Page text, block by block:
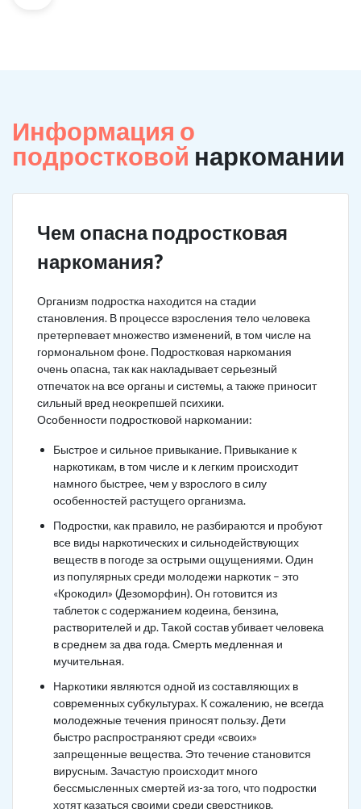
Информация о
подростковой наркомании
Чем опасна подростковая
наркомания?
Организм подростка находится на стадии
становления. В процессе взросления тело человека
претерпевает множество изменений, в том числе на
гормональном фоне. Подростковая наркомания
очень опасна, так как накладывает серьезный
отпечаток на все органы и системы, а также приносит
сильный вред неокрепшей психики.
Особенности подростковой наркомании:
Быстрое и сильное привыкание. Привыкание к
наркотикам, в том числе и к легким происходит
намного быстрее, чем у взрослого в силу
особенностей растущего организма.
Подростки, как правило, не разбираются и пробуют
все виды наркотических и сильнодействующих
веществ в погоде за острыми ощущениями. Один
из популярных среди молодежи наркотик – это
«Крокодил» (Дезоморфин). Он готовится из
таблеток с содержанием кодеина, бензина,
растворителей и др. Такой состав убивает человека
в среднем за два года. Смерть медленная и
мучительная.
Наркотики являются одной из составляющих в
современных субкультурах. К сожалению, не всегда
молодежные течения приносят пользу. Дети
быстро распространяют среди «своих»
запрещенные вещества. Это течение становится
вирусным. Зачастую происходит много
бессмысленных смертей из-за того, что подростки
хотят казаться своими среди сверстников.